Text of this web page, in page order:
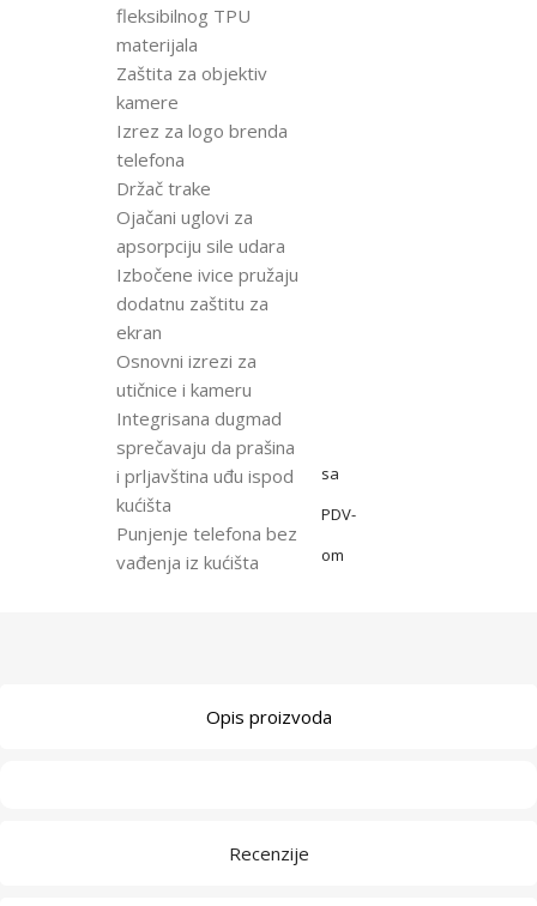
fleksibilnog TPU
materijala
Zaštita za objektiv
kamere
Izrez za logo brenda
telefona
Držač trake
Ojačani uglovi za
apsorpciju sile udara
Izbočene ivice pružaju
dodatnu zaštitu za
ekran
Osnovni izrezi za
utičnice i kameru
Integrisana dugmad
sprečavaju da prašina
i prljavština uđu ispod
kućišta
Punjenje telefona bez
vađenja iz kućišta
sa
PDV-
om
Opis proizvoda
Recenzije